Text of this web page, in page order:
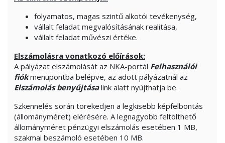
folyamatos, magas szintű alkotói tevékenység,
vállalt feladat megvalósításának realitása,
vállalt feladat művészi értéke.
Elszámolásra vonatkozó előírások:
A pályázat elszámolását az NKA-portál Felhasználói
fiókmenüpontba belépve, az adott pályázatnál az
Elszámolás benyújtásalink alatt nyújthatja be.
Szkennelés során törekedjen a legkisebb képfelbontás
(állományméret) elérésére. A legnagyobb feltölthető
állományméret pénzügyi elszámolás esetében 1 MB,
szakmai beszámoló esetében 10 MB.